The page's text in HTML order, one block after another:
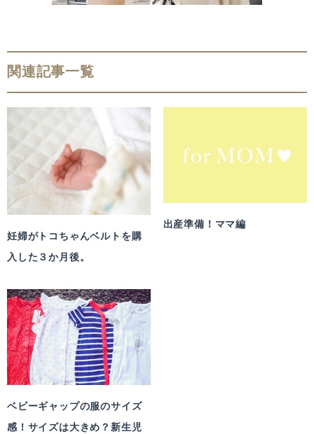
関連記事一覧
妊婦がトコちゃんベルトを購
入した３か月後。
出産準備！ママ編
ベビーギャップの服のサイズ
感！サイズは大きめ？新生児